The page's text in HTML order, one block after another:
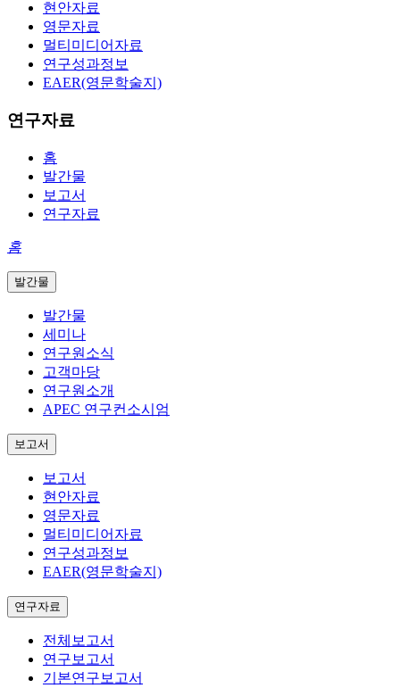
현안자료
영문자료
멀티미디어자료
연구성과정보
EAER(영문학술지)
연구자료
홈
발간물
보고서
연구자료
홈
발간물
발간물
세미나
연구원소식
고객마당
연구원소개
APEC 연구컨소시엄
보고서
보고서
현안자료
영문자료
멀티미디어자료
연구성과정보
EAER(영문학술지)
연구자료
전체보고서
연구보고서
기본연구보고서